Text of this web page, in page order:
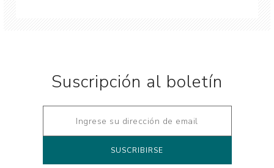
Suscripción al boletín